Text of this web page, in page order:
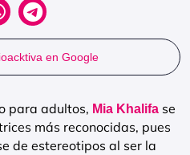
en Google
para adultos, Mia Khalifa se
más reconocidas, pues
de estereotipos al ser la